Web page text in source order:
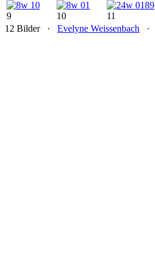
9 10 11
12 Bilder · Evelyne Weissenbach ·